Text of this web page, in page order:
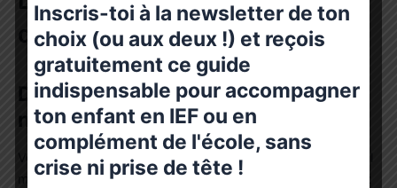
des mots.
Description du livret d’activités
nature des mots :
Votre enfant se décourage quand il faut faire du français ? Il
mélange nom, verbe, adjectif, déterminant ? Vous ne savez
Inscris-toi à la newsletter de ton
choix (ou aux deux !) et reçois
gratuitement ce guide
indispensable pour accompagner
ton enfant en IEF ou en
complément de l'école, sans
crise ni prise de tête !